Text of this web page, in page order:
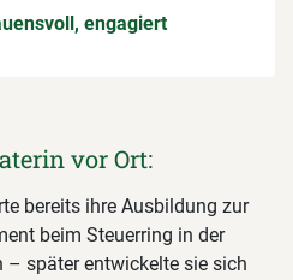
engagiert
vor Ort:
bereits ihre Ausbildung zur
beim Steuerring in der
– später entwickelte sie sich